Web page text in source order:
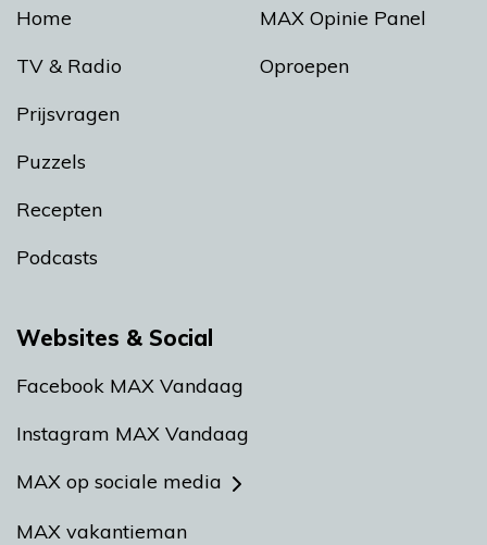
Home
TV & Radio
Prijsvragen
Puzzels
Recepten
Podcasts
MAX Opinie Panel
Oproepen
Websites & Social
Facebook MAX Vandaag
Instagram MAX Vandaag
MAX op sociale media
MAX vakantieman